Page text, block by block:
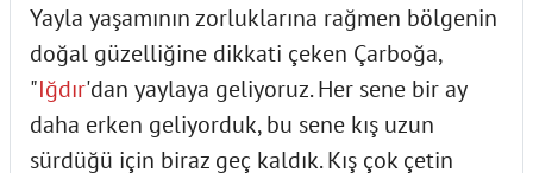
Yayla yaşamının zorluklarına rağmen bölgenin
doğal güzelliğine dikkati çeken Çarboğa,
"Iğdır'dan yaylaya geliyoruz. Her sene bir ay
daha erken geliyorduk, bu sene kış uzun
sürdüğü için biraz geç kaldık. Kış çok çetin